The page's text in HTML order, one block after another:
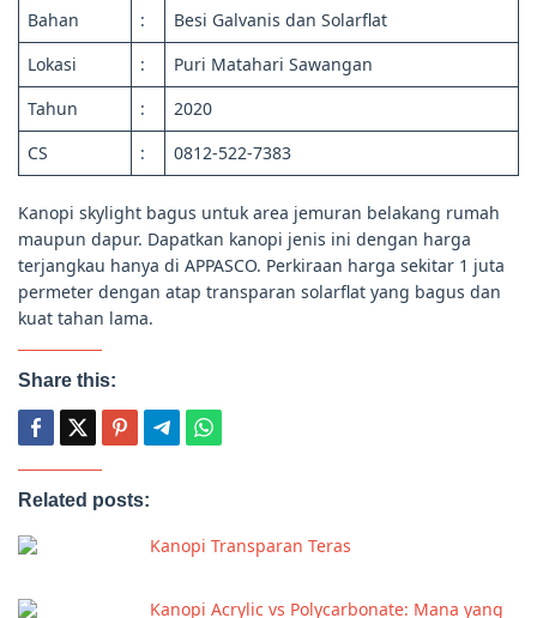
Bahan
:
Besi Galvanis dan Solarflat
Lokasi
:
Puri Matahari Sawangan
Tahun
:
2020
CS
: 0812-522-7383
Kanopi skylight bagus untuk area jemuran belakang rumah
maupun dapur. Dapatkan kanopi jenis ini dengan harga
terjangkau hanya di APPASCO. Perkiraan harga sekitar 1 juta
permeter dengan atap transparan solarflat yang bagus dan
kuat tahan lama.
Share this:
Related posts:
Kanopi Transparan Teras
Kanopi Acrylic vs Polycarbonate: Mana yang